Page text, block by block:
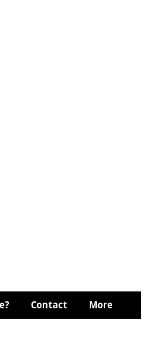
Contact More